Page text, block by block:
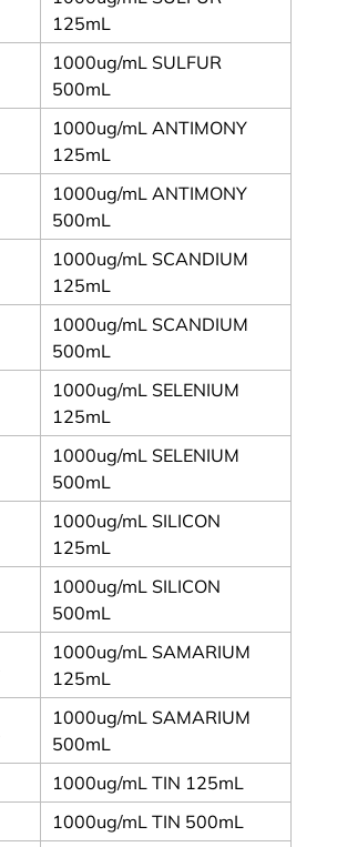
125mL
1000ug/mL SULFUR
500mL
1000ug/mL ANTIMONY
125mL
1000ug/mL ANTIMONY
500mL
1000ug/mL SCANDIUM
125mL
1000ug/mL SCANDIUM
500mL
1000ug/mL SELENIUM
125mL
1000ug/mL SELENIUM
500mL
1000ug/mL SILICON
125mL
1000ug/mL SILICON
500mL
1000ug/mL SAMARIUM
125mL
1000ug/mL SAMARIUM
500mL
1000ug/mL TIN 125mL
1000ug/mL TIN 500mL